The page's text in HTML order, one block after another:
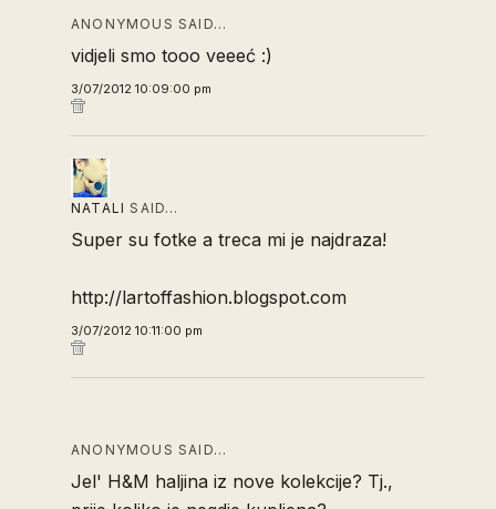
ANONYMOUS SAID…
vidjeli smo tooo veeeć :)
3/07/2012 10:09:00 pm
NATALI SAID…
Super su fotke a treca mi je najdraza!
http://lartoffashion.blogspot.com
3/07/2012 10:11:00 pm
ANONYMOUS SAID…
Jel' H&M haljina iz nove kolekcije? Tj.,